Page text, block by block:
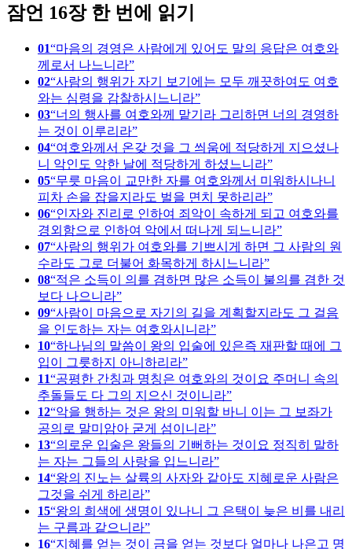
잠언 16장 한 번에 읽기
01 마음의 경영은 사람에게 있어도 말의 응답은 여호와
께로서 나느니라
02 사람의 행위가 자기 보기에는 모두 깨끗하여도 여호
와는 심령을 감찰하시느니라
03 너의 행사를 여호와께 맡기라 그리하면 너의 경영하
는 것이 이루리라
04 여호와께서 온갖 것을 그 씌움에 적당하게 지으셨나
니 악인도 악한 날에 적당하게 하셨느니라
05 무릇 마음이 교만한 자를 여호와께서 미워하시나니
피차 손을 잡을지라도 벌을 면치 못하리라
06 인자와 진리로 인하여 죄악이 속하게 되고 여호와를
경외함으로 인하여 악에서 떠나게 되느니라
07 사람의 행위가 여호와를 기쁘시게 하면 그 사람의 원
수라도 그로 더불어 화목하게 하시느니라
08 적은 소득이 의를 겸하면 많은 소득이 불의를 겸한 것
보다 나으니라
09 사람이 마음으로 자기의 길을 계획할지라도 그 걸음
을 인도하는 자는 여호와시니라
10 하나님의 말씀이 왕의 입술에 있은즉 재판할 때에 그
입이 그릇하지 아니하리라
11 공평한 간칭과 명칭은 여호와의 것이요 주머니 속의
추돌들도 다 그의 지으신 것이니라
12 악을 행하는 것은 왕의 미워할 바니 이는 그 보좌가
공의로 말미암아 굳게 섬이니라
13 의로운 입술은 왕들의 기뻐하는 것이요 정직히 말하
는 자는 그들의 사랑을 입느니라
14 왕의 진노는 살륙의 사자와 같아도 지혜로운 사람은
그것을 쉬게 하리라
15 왕의 희색에 생명이 있나니 그 은택이 늦은 비를 내리
는 구름과 같으니라
16 지혜를 얻는 것이 금을 얻는 것보다 얼마나 나은고 명